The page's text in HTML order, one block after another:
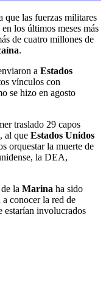
que las fuerzas militares
los últimos meses más
de cuatro millones de
.
a Estados
vínculos con
se hizo en agosto
traslado 29 capos
al que Estados Unidos
orquestar la muerte de
la DEA,
la Marina ha sido
a conocer la red de
estarían involucrados